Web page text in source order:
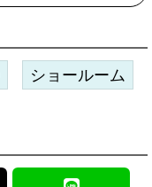
ショールーム